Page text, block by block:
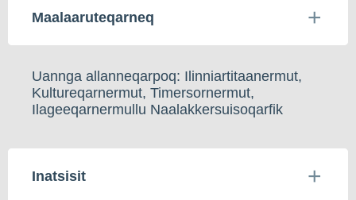
Maalaaruteqarneq
Uannga allanneqarpoq: Ilinniartitaanermut,
Kultureqarnermut, Timersornermut,
Ilageeqarnermullu Naalakkersuisoqarfik
Inatsisit